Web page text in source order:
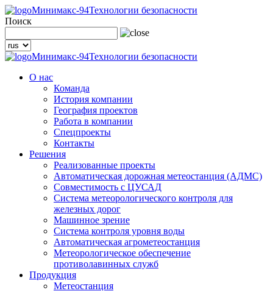
Минимакс-94Технологии безопасности
Поиск
Минимакс-94Технологии безопасности
О нас
Команда
История компании
География проектов
Работа в компании
Спецпроекты
Контакты
Решения
Реализованные проекты
Автоматическая дорожная метеостанция (АДМС)
Совместимость с ЦУСАД
Система метеорологического контроля для
железных дорог
Машинное зрение
Система контроля уровня воды
Автоматическая агрометеостанция
Метеорологическое обеспечение
противолавинных служб
Продукция
Метеостанция